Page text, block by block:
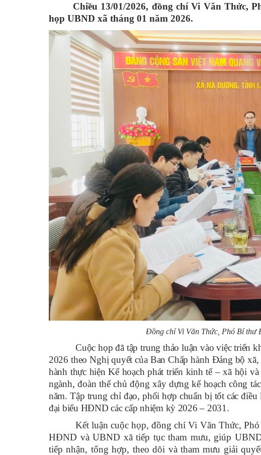
Chiều 13/01/2026, đồng chí Vi Văn Thức,
họp UBND xã tháng 01 năm 2026.
Đồng chí Vi Văn Thức, Phó Bí thư
Cuộc họp đã tập trung thảo luận vào việc triển
2026 theo Nghị quyết của Ban Chấp hành Đảng bộ
hành thực hiện Kế hoạch phát triển kinh tế – xã hội
ngành, đoàn thể chủ động xây dựng kế hoạch công
năm. Tập trung chỉ đạo, phối hợp chuẩn bị tốt các
đại biểu HĐND các cấp nhiệm kỳ 2026 – 2031.
Kết luận cuộc họp, đồng chí Vi Văn Thức,
HĐND và UBND xã tiếp tục tham mưu, giúp
tiếp nhận, tổng hợp, theo dõi và tham mưu giải